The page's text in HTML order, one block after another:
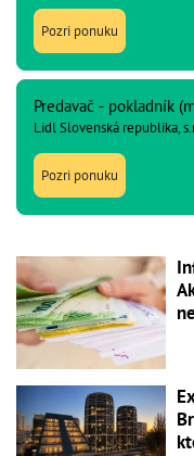
Pozri ponuku
Predavač - pokladník
Lidl Slovenská republika,
Pozri ponuku